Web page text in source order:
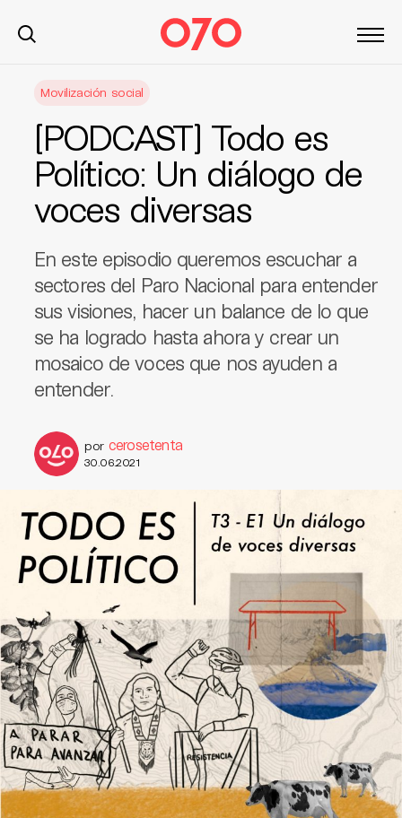
Movilización social
[PODCAST] Todo es
Político: Un diálogo de
voces diversas
En este episodio queremos escuchar a
sectores del Paro Nacional para entender
sus visiones, hacer un balance de lo que
se ha logrado hasta ahora y crear un
mosaico de voces que nos ayuden a
entender.
por cerosetenta
30.06.2021